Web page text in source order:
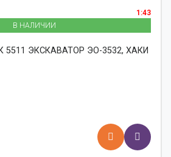
1:43
В НАЛИЧИИ
5511 ЭКСКАВАТОР ЭО-3532, ХАКИ